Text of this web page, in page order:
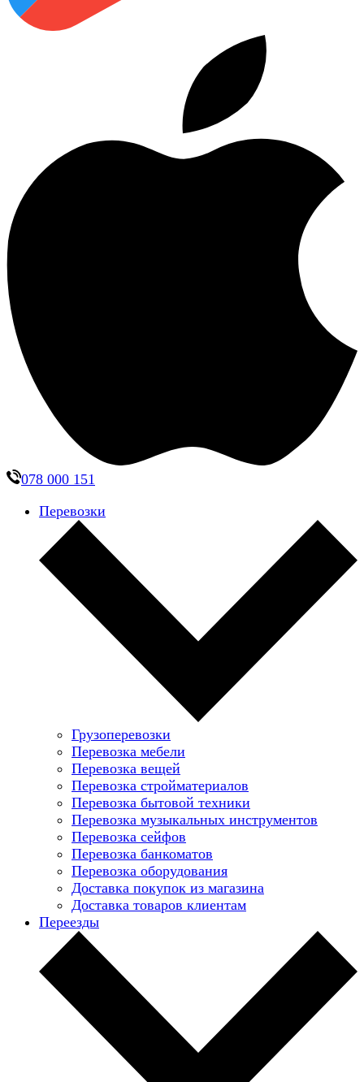
078 000 151
Перевозки
Грузоперевозки
Перевозка мебели
Перевозка вещей
Перевозка стройматериалов
Перевозка бытовой техники
Перевозка музыкальных инструментов
Перевозка сейфов
Перевозка банкоматов
Перевозка оборудования
Доставка покупок из магазина
Доставка товаров клиентам
Переезды